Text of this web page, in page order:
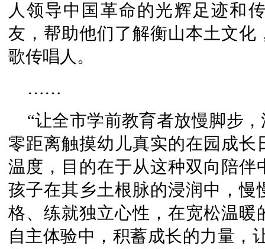
人领导中国革命的光辉足迹和
友，帮助他们了解衡山本土文
歌传唱人。
……
“让全市学前教育者放慢脚步
零距离触摸幼儿真实的在园成
温度，目的在于从这种双向陪
孩子在其乡土根脉的浸润中，
格、练就独立心性，在宽松温
自主体验中，积蓄成长的力量，